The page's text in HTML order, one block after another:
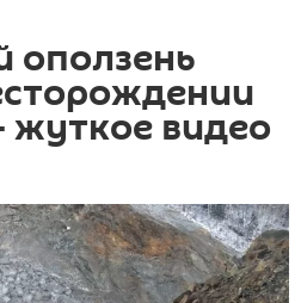
оползень
жуткое видео